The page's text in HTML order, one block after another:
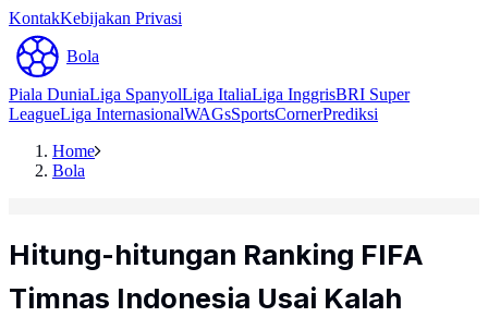
KontakKebijakan Privasi
Bola
Piala DuniaLiga SpanyolLiga ItaliaLiga InggrisBRI Super
LeagueLiga InternasionalWAGsSportsCornerPrediksi
Home
Bola
Hitung-hitungan Ranking FIFA
Timnas Indonesia Usai Kalah